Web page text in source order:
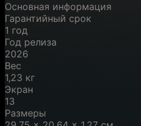
Основная информация
Гарантийный срок
1 год
Год релиза
2026
Вес
1,23 кг
Экран
13
Размеры